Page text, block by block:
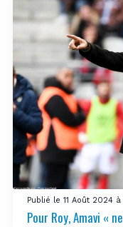
Publié le 11 Août 2024 à
Pour Roy, Amavi «